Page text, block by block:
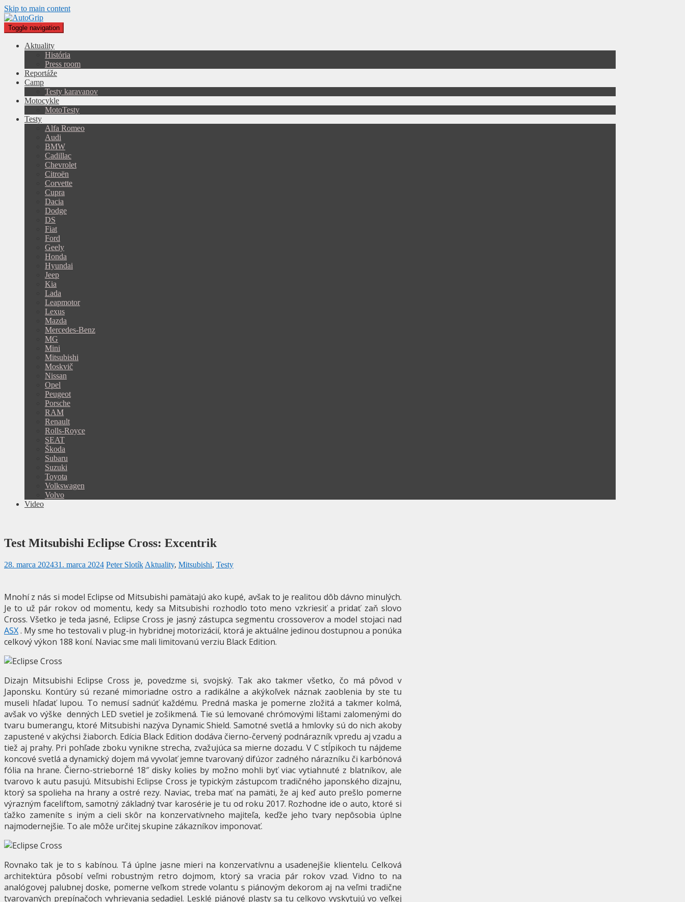
Skip to main content
Toggle navigation
Aktuality
História
Press room
Reportáže
Camp
Testy karavanov
Motocykle
MotoTesty
Testy
Alfa Romeo
Audi
BMW
Cadillac
Chevrolet
Citroën
Corvette
Cupra
Dacia
Dodge
DS
Fiat
Ford
Geely
Honda
Hyundai
Jeep
Kia
Lada
Leapmotor
Lexus
Mazda
Mercedes-Benz
MG
Mini
Mitsubishi
Moskvič
Nissan
Opel
Peugeot
Porsche
RAM
Renault
Rolls-Royce
SEAT
Škoda
Subaru
Suzuki
Toyota
Volkswagen
Volvo
Video
Test Mitsubishi Eclipse Cross: Excentrik
28. marca 202431. marca 2024 Peter Slotík Aktuality, Mitsubishi, Testy
Mnohí z nás si model Eclipse od Mitsubishi pamätajú ako kupé, avšak to je realitou dôb dávno minulých.
Je to už pár rokov od momentu, kedy sa Mitsubishi rozhodlo toto meno vzkriesiť a pridať zaň slovo
Cross. Všetko je teda jasné, Eclipse Cross je jasný zástupca segmentu crossoverov a model stojaci nad
ASX. My sme ho testovali v plug-in hybridnej motorizácií, ktorá je aktuálne jedinou dostupnou a ponúka
celkový výkon 188 koní. Naviac sme mali limitovanú verziu Black Edition.
Dizajn Mitsubishi Eclipse Cross je, povedzme si, svojský. Tak ako takmer všetko, čo má pôvod v
Japonsku. Kontúry sú rezané mimoriadne ostro a radikálne a akýkoľvek náznak zaoblenia by ste tu
museli hľadať lupou. To nemusí sadnúť každému. Predná maska je pomerne zložitá a takmer kolmá,
avšak vo výške denných LED svetiel je zošikmená. Tie sú lemované chrómovými lištami zalomenými do
tvaru bumerangu, ktoré Mitsubishi nazýva Dynamic Shield. Samotné svetlá a hmlovky sú do nich akoby
zapustené v akýchsi žiaborch. Edícia Black Edition dodáva čierno-červený podnárazník vpredu aj vzadu a
tiež aj prahy. Pri pohľade zboku vynikne strecha, zvažujúca sa mierne dozadu. V C stĺpikoch tu nájdeme
koncové svetlá a dynamický dojem má vyvolať jemne tvarovaný difúzor zadného nárazníku či karbónová
fólia na hrane. Čierno-strieborné 18″ disky kolies by možno mohli byť viac vytiahnuté z blatníkov, ale
tvarovo k autu pasujú. Mitsubishi Eclipse Cross je typickým zástupcom tradičného japonského dizajnu,
ktorý sa spolieha na hrany a ostré rezy. Naviac, treba mať na pamäti, že aj keď auto prešlo pomerne
výrazným faceliftom, samotný základný tvar karosérie je tu od roku 2017. Rozhodne ide o auto, ktoré si
ťažko zameníte s iným a cieli skôr na konzervatívneho majiteľa, keďže jeho tvary nepôsobia úplne
najmodernejšie. To ale môže určitej skupine zákazníkov imponovať.
Rovnako tak je to s kabínou. Tá úplne jasne mieri na konzervatívnu a usadenejšie klientelu. Celková
architektúra pôsobí veľmi robustným retro dojmom, ktorý sa vracia pár rokov vzad. Vidno to na
analógovej palubnej doske, pomerne veľkom strede volantu s piánovým dekorom aj na veľmi tradične
tvarovaných prepínačoch vyhrievania sedadiel. Lesklé piánové plasty sa tu celkovo vyskytujú vo veľkej